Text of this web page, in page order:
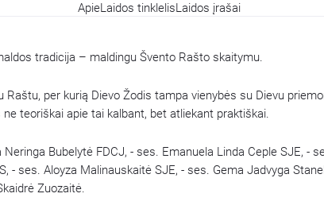
ApieLaidos tinklelisLaidos įrašai
tradicija – maldingu Švento Rašto skaitymu.
per kurią Dievo Žodis tampa vienybės su Dievu
teoriškai apie tai kalbant, bet atliekant praktiškai.
Bubelytė FDCJ, - ses. Emanuela Linda Ceple SJE, -
- ses. Aloyza Malinauskaitė SJE, - ses. Gema Jadvyga
Zuozaitė.